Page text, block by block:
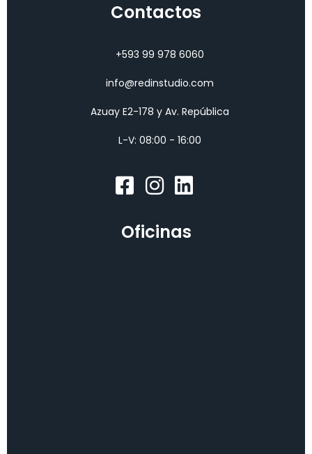
Contactos
+593 99 978 6060
info@redinstudio.com
Azuay E2-178 y Av. República
L-V: 08:00 - 16:00
Oficinas